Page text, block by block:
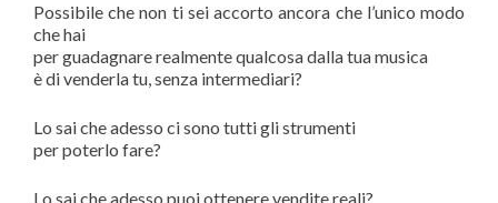
Possibile che non ti sei accorto ancora che l’unico modo
che hai
per guadagnare realmente qualcosa dalla tua musica
è di venderla tu, senza intermediari?
Lo sai che adesso ci sono tutti gli strumenti
per poterlo fare?
Lo sai che adesso puoi ottenere vendite reali?